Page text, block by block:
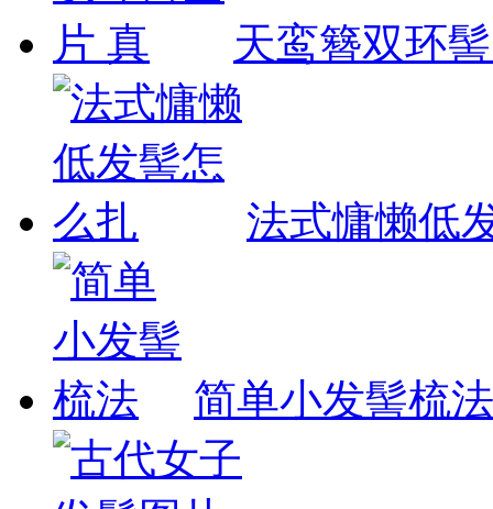
天鸾簪双环
法式慵懒低
简单小发髻梳法